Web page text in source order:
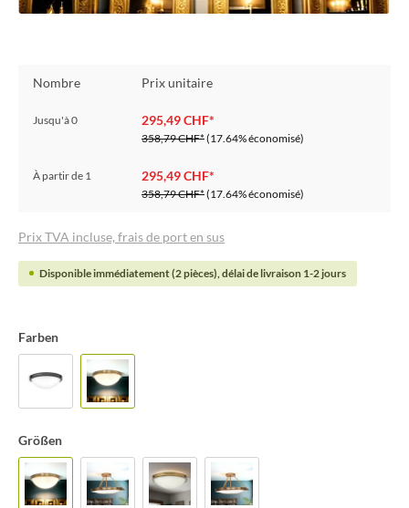
Nombre Prix unitaire
Jusqu'à0 295,49 CHF*
358,79 CHF*(17.64% économisé)
À partir de 1 295,49 CHF*
358,79 CHF*(17.64% économisé)
Prix TVA incluse, frais de port en sus
Disponible immédiatement (2 pièces), délai de livraison 1-2 jours
Farben
Größen